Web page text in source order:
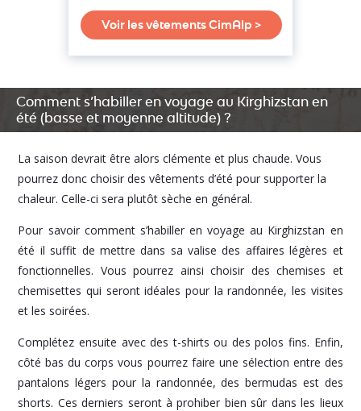
Voir les vêtements CimAlp >
Comment s’habiller en voyage au Kirghizstan en
été (basse et moyenne altitude) ?
La saison devrait être alors clémente et plus chaude. Vous
pourrez donc choisir des vêtements d’été pour supporter la
chaleur. Celle-ci sera plutôt sèche en général.
Pour savoir comment s’habiller en voyage au Kirghizstan en
été il suffit de mettre dans sa valise des affaires légères et
fonctionnelles. Vous pourrez ainsi choisir des chemises et
chemisettes qui seront idéales pour la randonnée, les visites
et les soirées.
Complétez ensuite avec des t-shirts ou des polos fins. Enfin,
côté bas du corps vous pourrez faire une sélection entre des
pantalons légers pour la randonnée, des bermudas est des
shorts. Ces derniers seront à prohiber bien sûr dans les lieux